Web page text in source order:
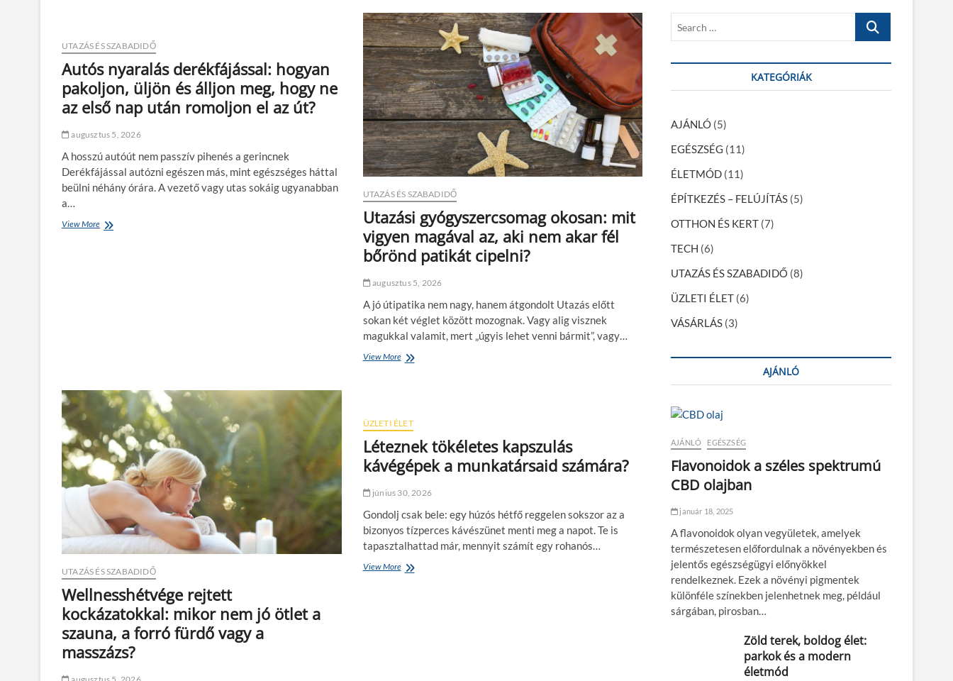
UTAZÁS ÉS SZABADIDŐ
Autós nyaralás derékfájással: hogyan
pakoljon, üljön és álljon meg, hogy ne
az első nap után romoljon el az út?
augusztus 5, 2026
A hosszú autóút nem passzív pihenés a gerincnek
Derékfájással autózni egészen más, mint egészséges háttal
beülni néhány órára. A vezető vagy utas sokáig ugyanabban
a…
View More
d
k
f
j
á
s
:
h
o
g
y
a
n
a
UTAZÁS ÉS SZABADIDŐ
Utazási gyógyszercsomag okosan: mit
vigyen magával az, aki nem akar fél
bőrönd patikát cipelni?
augusztus 5, 2026
A jó útipatika nem nagy, hanem átgondolt Utazás előtt
sokan két véglet között mozognak. Vagy alig visznek
magukkal valamit, mert „úgyis lehet venni bármit”, vagy…
View MoreU
s
i
g
ó
y
e
r
s
UTAZÁS ÉS SZABADIDŐ
Wellnesshétvége rejtett
kockázatokkal: mikor nem jó ötlet a
szauna, a forró fürdő vagy a
masszázs?
ÜZLETI ÉLET
Léteznek tökéletes kapszulás
kávégépek a munkatársaid számára?
június 30, 2026
Gondolj csak bele: egy húzós hétfő reggelen sokszor az a
bizonyos tízperces kávészünet menti meg a napot. Te is
tapasztalhattad már, mennyit számít egy rohanós…
View MoreL
r
KATEGÓRIÁK
AJÁNLÓ (5)
EGÉSZSÉG (11)
ÉLETMÓD (11)
ÉPÍTKEZÉS – FELÚJÍTÁS (5)
OTTHON ÉS KERT (7)
TECH (6)
UTAZÁS ÉS SZABADIDŐ (8)
ÜZLETI ÉLET (6)
VÁSÁRLÁS (3)
AJÁNLÓ
AJÁNLÓ EGÉSZSÉG
Flavonoidok a széles spektrumú
CBD olajban
január 18, 2025
A flavonoidok olyan vegyületek, amelyek
természetesen előfordulnak a növényekben és
jelentős egészségügyi előnyökkel
rendelkeznek. Ezek a növényi pigmentek
különféle színekben jelenhetnek meg, például
sárgában, pirosban…
Zöld terek, boldog élet:
parkok és a modern
életmód